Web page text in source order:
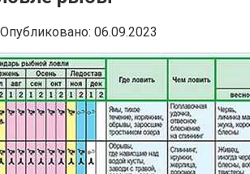
Опубликовано: 06.09.2023